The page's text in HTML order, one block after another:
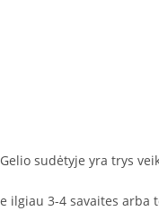
sudėtyje yra trys
3-4 savaites arba